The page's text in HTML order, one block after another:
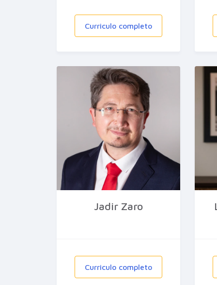
Curriculo completo
Jadir Zaro
Curriculo completo